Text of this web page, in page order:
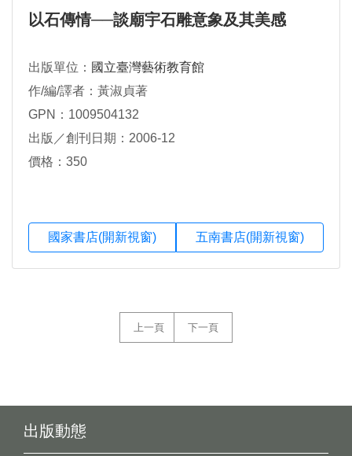
以石傳情──談廟宇石雕意象及其美感
出版單位： 國立臺灣藝術教育館
作/編/譯者：黃淑貞著
GPN：1009504132
出版／創刊日期：2006-12
價格：350
國家書店(開新視窗) 五南書店(開新視窗)
上一頁 下一頁
出版動態